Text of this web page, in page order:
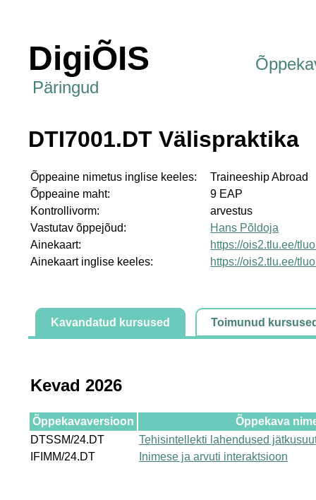
DigiÕIS
Päringud
DTI7001.DT Välispraktika
Õppeaine nimetus inglise keeles:
Traineeship Abroad
Õppeaine maht:
9 EAP
Kontrollivorm:
arvestus
Vastutav õppejõud:
Hans Põldoja
Ainekaart:
https://ois2.tlu.ee/
Ainekaart inglise keeles:
https://ois2.tlu.ee/
Kavandatud kursused Toimunud
Kevad 2026
Õppekavaversioon
Õppekava
DTSSM/24.DT
Tehisintellekti lahendused
IFIMM/24.DT
Inimese ja arvuti interaktsioon